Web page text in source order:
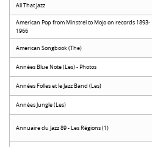
All That Jazz
American Pop from Minstrel to Mojo on records 1893-
1966
American Songbook (The)
Années Blue Note (Les) - Photos
Années Folles et le Jazz Band (Les)
Années Jungle (Les)
Annuaire du Jazz 89 - Les Régions (1)